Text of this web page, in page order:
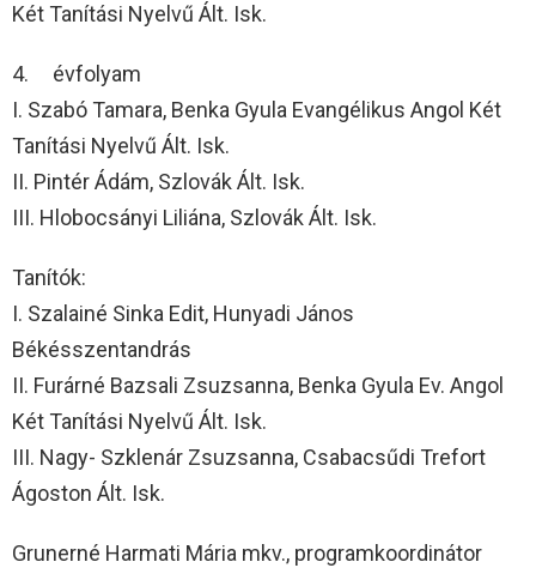
Két Tanítási Nyelvű Ált. Isk.
4. évfolyam
I. Szabó Tamara, Benka Gyula Evangélikus Angol Két
Tanítási Nyelvű Ált. Isk.
II. Pintér Ádám, Szlovák Ált. Isk.
III. Hlobocsányi Liliána, Szlovák Ált. Isk.
Tanítók:
I. Szalainé Sinka Edit, Hunyadi János
Békésszentandrás
II. Furárné Bazsali Zsuzsanna, Benka Gyula Ev. Angol
Két Tanítási Nyelvű Ált. Isk.
III. Nagy- Szklenár Zsuzsanna, Csabacsűdi Trefort
Ágoston Ált. Isk.
Grunerné Harmati Mária mkv., programkoordinátor